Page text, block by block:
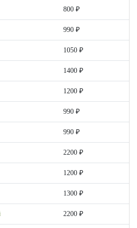
800 ₽
990 ₽
1050 ₽
1400 ₽
1200 ₽
990 ₽
990 ₽
2200 ₽
1200 ₽
1300 ₽
2200 ₽